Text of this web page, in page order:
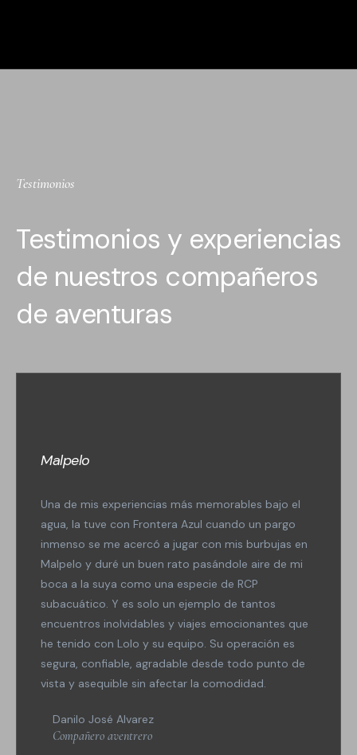
Testimonios
Testimonios y experiencias
de nuestros compañeros
de aventuras
Malpelo
Una de mis experiencias más memorables bajo el
agua, la tuve con Frontera Azul cuando un pargo
inmenso se me acercó a jugar con mis burbujas en
Malpelo y duré un buen rato pasándole aire de mi
boca a la suya como una especie de RCP
subacuático. Y es solo un ejemplo de tantos
encuentros inolvidables y viajes emocionantes que
he tenido con Lolo y su equipo. Su operación es
segura, confiable, agradable desde todo punto de
vista y asequible sin afectar la comodidad.
Danilo José Alvarez
Compañero aventrero